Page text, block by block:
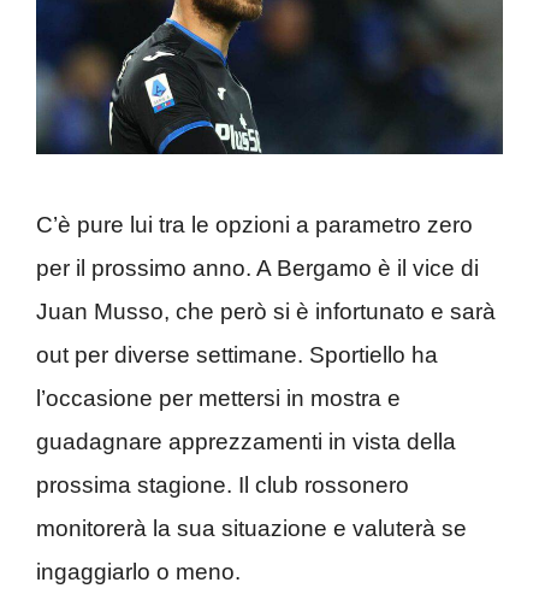
C’è pure lui tra le opzioni a parametro zero
per il prossimo anno. A Bergamo è il vice di
Juan Musso, che però si è infortunato e sarà
out per diverse settimane. Sportiello ha
l’occasione per mettersi in mostra e
guadagnare apprezzamenti in vista della
prossima stagione. Il club rossonero
monitorerà la sua situazione e valuterà se
ingaggiarlo o meno.